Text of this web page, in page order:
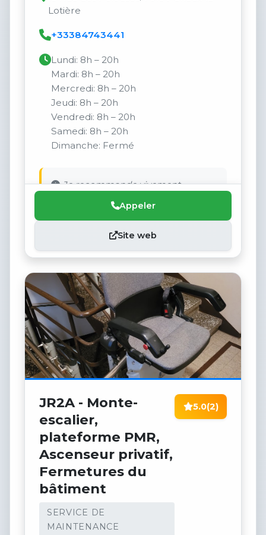
Lotière
+33384743441
Lundi: 8h – 20h
Mardi: 8h – 20h
Mercredi: 8h – 20h
Jeudi: 8h – 20h
Vendredi: 8h – 20h
Samedi: 8h – 20h
Dimanche: Fermé
Je recommande vivement.
Appeler
Site web
JR2A - Monte-
escalier,
plateforme PMR,
Ascenseur privatif,
Fermetures du
bâtiment
SERVICE DE
MAINTENANCE
5.0(2)